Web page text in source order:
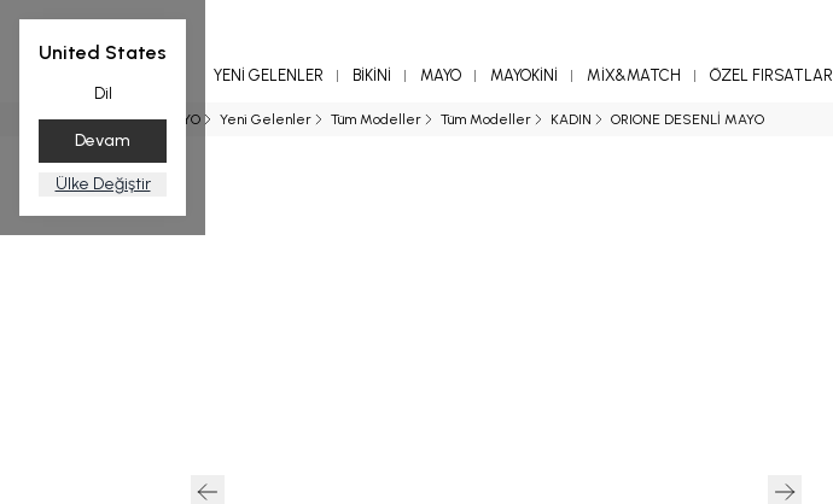
United States
Dil
Devam
Ülke Değiştir
YENİ GELENLER BİKİNİ MAYO MAYOKİNİ MİX&MATCH ÖZEL FIRSATLAR
Ana Sayfa MAYO Yeni Gelenler Tüm Modeller Tüm Modeller KADIN ORIONE DESENLİ MAYO